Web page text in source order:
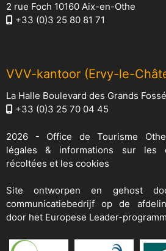
2 rue Foch 10160 Aix-en-Othe
+33 (0)3 25 80 81 71
VVV-kantoor (Ervy-le-
La Halle Boulevard des Grands
+33 (0)3 25 70 04 45
2026 - Office de Tourisme
légales & informations sur les
récoltées et les cookies
Site ontworpen en gehost
communicatiebedrijf op de
door het Europese Leader-